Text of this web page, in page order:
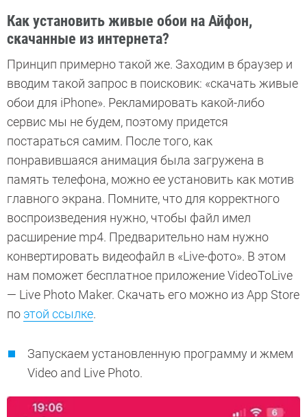
Как установить живые обои на Айфон,
скачанные из интернета?
Принцип примерно такой же. Заходим в браузер и
вводим такой запрос в поисковик: «скачать живые
обои для iPhone». Рекламировать какой-либо
сервис мы не будем, поэтому придется
постараться самим. После того, как
понравившаяся анимация была загружена в
память телефона, можно ее установить как мотив
главного экрана. Помните, что для корректного
воспроизведения нужно, чтобы файл имел
расширение mp4. Предварительно нам нужно
конвертировать видеофайл в «Live-фото». В этом
нам поможет бесплатное приложение VideoToLive
— Live Photo Maker. Скачать его можно из App Store
по этой ссылке.
Запускаем установленную программу и жмем
Video and Live Photo.